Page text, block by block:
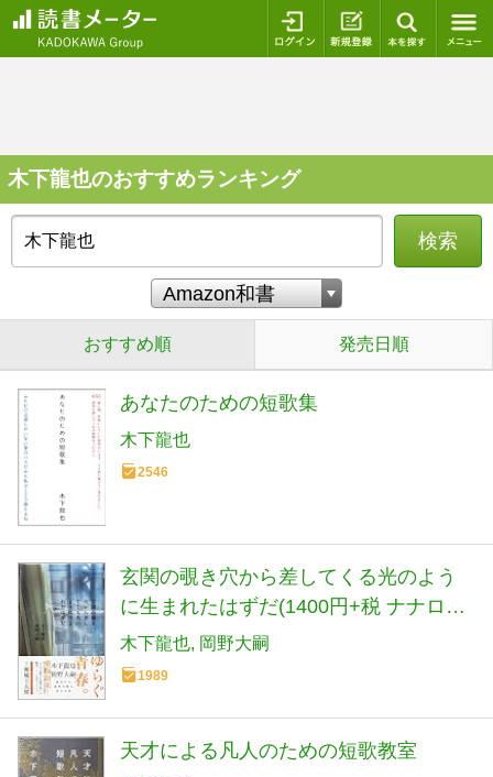
ログイン 新規登録
木下龍也のおすすめランキング
検索
おすすめ順 発売日順
あなたのための短歌集
木下龍也
2546
玄関の覗き穴から差してくる光のよう
に生まれたはずだ(1400円+税 ナナロク
社)
木下龍也 岡野大嗣
1989
天才による凡人のための短歌教室